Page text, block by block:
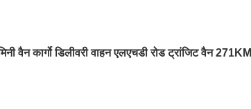
वैन कार्गो डिलीवरी वाहन एलएचडी रोड ट्रांजिट वैन 271KM